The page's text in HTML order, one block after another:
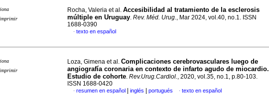
Rocha, Valeria et al. Accesibilidad al tratamiento de la esclerosis
múltiple en Uruguay. Rev. Méd. Urug., Mar 2024, vol.40, no.1. ISSN
1688-0390
· texto en español
Loza, Gimena et al. Complicaciones cerebrovasculares luego de
angiografía coronaria en contexto de infarto agudo de miocardio.
Estudio de cohorte. Rev.Urug.Cardiol., 2020, vol.35, no.1, p.80-103.
ISSN 1688-0420
· resumen en español inglés portugués · texto en español